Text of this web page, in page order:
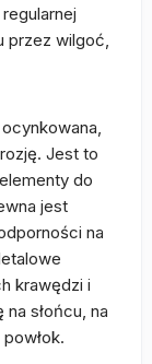
przez wilgoć,
Jest to
do
jest
na
krawędzi i
słońcu, na